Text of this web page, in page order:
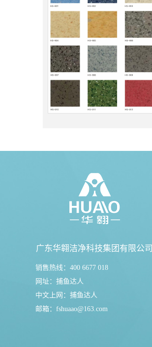
广东华翱洁净科技集团有限公司
销售热线：400 6677 018
网址： 捕鱼达人
中文上网： 捕鱼达人
邮箱： fshuaao@163.com